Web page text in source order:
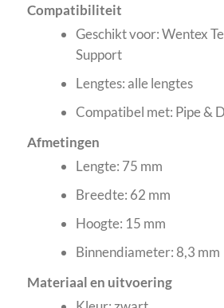
Compatibiliteit
Geschikt voor: Wentex
Support
Lengtes: alle lengtes
Compatibel met: Pipe &
Afmetingen
Lengte: 75 mm
Breedte: 62 mm
Hoogte: 15 mm
Binnendiameter: 8,3 mm
Materiaal en uitvoering